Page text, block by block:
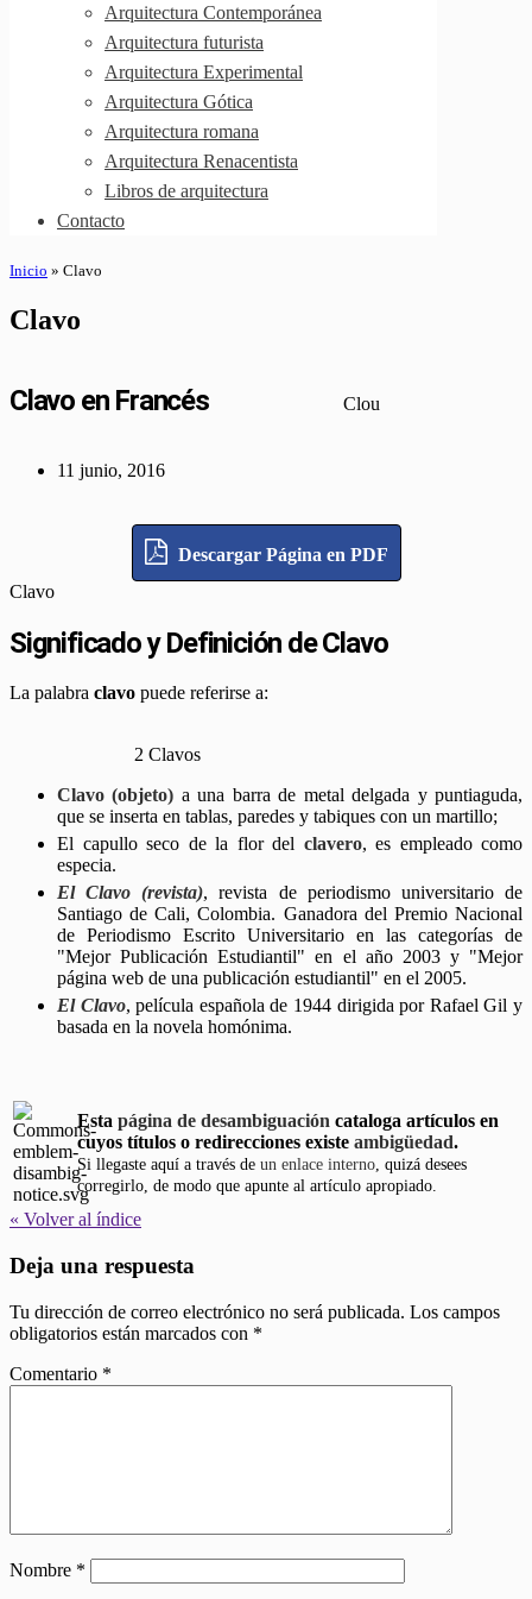
Arquitectura Contemporánea
Arquitectura futurista
Arquitectura Experimental
Arquitectura Gótica
Arquitectura romana
Arquitectura Renacentista
Libros de arquitectura
Contacto
Inicio » Clavo
Clavo
Clavo en Francés Clou
11 junio, 2016
Descargar Página en PDF
Clavo
Significado y Definición de Clavo
La palabra clavo puede referirse a:
2 Clavos
Clavo (objeto) a una barra de metal delgada y puntiaguda,
que se inserta en tablas, paredes y tabiques con un martillo;
El capullo seco de la flor del clavero, es empleado como
especia.
El Clavo (revista), revista de periodismo universitario de
Santiago de Cali, Colombia. Ganadora del Premio Nacional
de Periodismo Escrito Universitario en las categorías de
"Mejor Publicación Estudiantil" en el año 2003 y "Mejor
página web de una publicación estudiantil" en el 2005.
El Clavo, película española de 1944 dirigida por Rafael Gil y
basada en la novela homónima.
Esta página de desambiguación cataloga artículos en
cuyos títulos o redirecciones existe ambigüedad.
Si llegaste aquí a través de un enlace interno, quizá desees
corregirlo, de modo que apunte al artículo apropiado.
« Volver al índice
Deja una respuesta
Tu dirección de correo electrónico no será publicada. Los campos
obligatorios están marcados con *
Comentario *
Nombre *